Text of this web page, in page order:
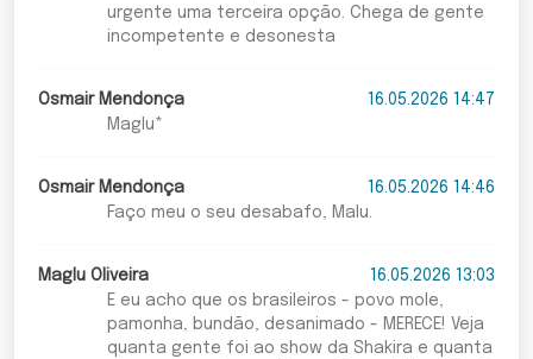
urgente uma terceira opção. Chega de gente
incompetente e desonesta
Osmair Mendonça
16.05.2026 14:47
Maglu*
Osmair Mendonça
16.05.2026 14:46
Faço meu o seu desabafo, Malu.
Maglu Oliveira
16.05.2026 13:03
E eu acho que os brasileiros - povo mole,
pamonha, bundão, desanimado - MERECE! Veja
quanta gente foi ao show da Shakira e quanta